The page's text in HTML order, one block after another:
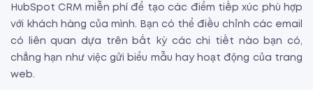
HubSpot CRM miễn phí để tạo các điểm tiếp xúc phù hợp
với khách hàng của mình. Bạn có thể điều chỉnh các email
có liên quan dựa trên bất kỳ các chi tiết nào bạn có,
chẳng hạn như việc gửi biểu mẫu hay hoạt động của trang
web.